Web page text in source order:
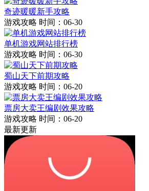
奇迹暖暖新手攻略
游戏攻略 时间：06-30
单机游戏网站排行榜
游戏攻略 时间：06-30
蜀山天下前期攻略
游戏攻略 时间：06-20
票房大卖王编剧效果攻略
游戏攻略 时间：06-20
最新更新